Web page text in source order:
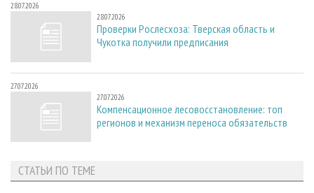
28.07.2026
28.07.2026
Проверки Рослесхоза: Тверская область и
Чукотка получили предписания
27.07.2026
27.07.2026
Компенсационное лесовосстановление: топ
регионов и механизм переноса обязательств
СТАТЬИ ПО ТЕМЕ